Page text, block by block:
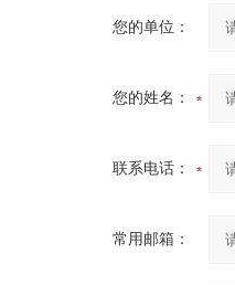
您的单位：
您的姓名：
联系电话：
常用邮箱：